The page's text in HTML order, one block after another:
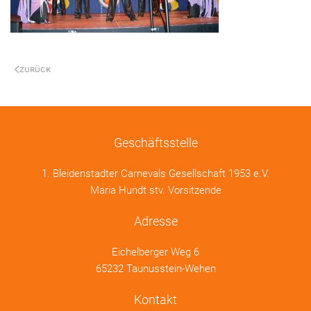
ZURÜCK
Geschäftsstelle
1. Bleidenstadter Carnevals Gesellschaft 1953 e.V.
Maria Hundt stv. Vorsitzende
Adresse
Eichelberger Weg 6
65232 Taunusstein-Wehen
Kontakt